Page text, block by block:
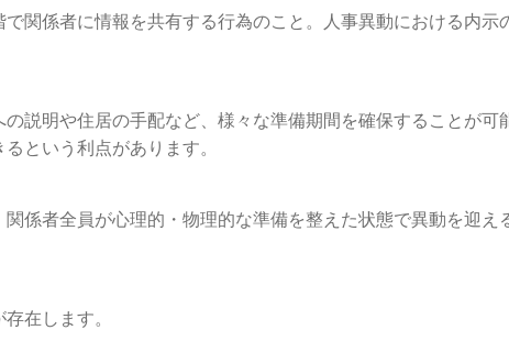
関係者に情報を共有する行為のこと。人事異動における内
説明や住居の手配など、様々な準備期間を確保することが
という利点があります。
係者全員が心理的・物理的な準備を整えた状態で異動を迎
在します。